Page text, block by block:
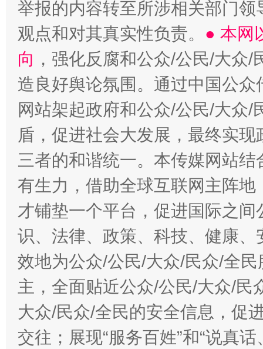
举报的内容转至所涉相关部门
观点和对其真实性负责。 ● 本网
向 ，强化反腐和公众/公民/大众
造良好舆论氛围。通过中国公
网站架起政府和公众/公民/大众
盾，促进社会大发展，最终实
三者的和谐统一。本传媒网站
有生力，借助全球互联网主阵
才铺垫一个平台，促进国际之
识、法律、政策、科技、健康
效地为公众/公民/大众/民众/全
主，全面贴近公众/公民/大众/民
大众/民众/全民的安全信息，促
交往；展现“服务百姓”和“说真